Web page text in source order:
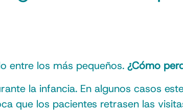
entre los más pequeños. ¿Cómo
la infancia. En algunos casos
que los pacientes retrasen las